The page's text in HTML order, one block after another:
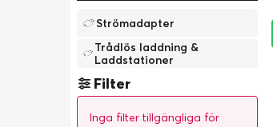
Strömadapter
Trådlös laddning &
Laddstationer
Filter
Inga filter tillgängliga för